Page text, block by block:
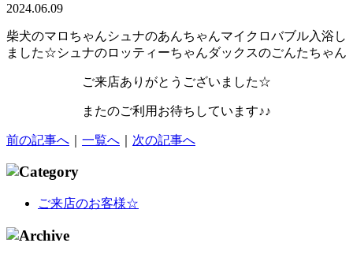
2024.06.09
柴犬のマロちゃんシュナのあんちゃんマイクロバブル入浴し
ました☆シュナのロッティーちゃんダックスのごんたちゃん
ご来店ありがとうございました☆
またのご利用お待ちしています♪♪
前の記事へ 一覧へ 次の記事へ
ご来店のお客様☆